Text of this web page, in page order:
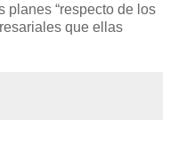
planes “respecto de los
que ellas